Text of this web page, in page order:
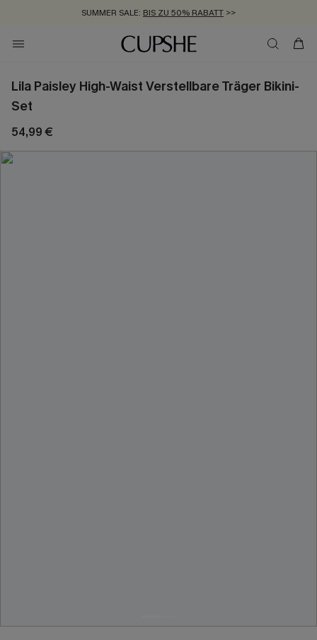
SUMMER SALE: BIS ZU 50% RABATT >>
ZUM NEWSLETTER:BIS ZU -20% EXTRA ERHALTEN
KOSTENLOSER VERSAND AB 89 €
Lila Paisley High-Waist Verstellbare Träger Bikini-
Set
54,99 €